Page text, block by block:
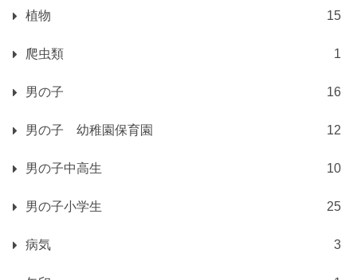
植物 15
爬虫類 1
男の子 16
男の子 幼稚園保育園 12
男の子中高生 10
男の子小学生 25
病気 3